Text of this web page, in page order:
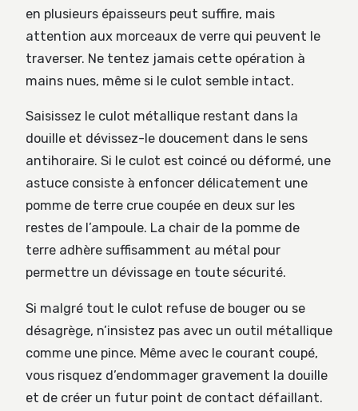
en plusieurs épaisseurs peut suffire, mais
attention aux morceaux de verre qui peuvent le
traverser. Ne tentez jamais cette opération à
mains nues, même si le culot semble intact.
Saisissez le culot métallique restant dans la
douille et dévissez-le doucement dans le sens
antihoraire. Si le culot est coincé ou déformé, une
astuce consiste à enfoncer délicatement une
pomme de terre crue coupée en deux sur les
restes de l’ampoule. La chair de la pomme de
terre adhère suffisamment au métal pour
permettre un dévissage en toute sécurité.
Si malgré tout le culot refuse de bouger ou se
désagrège, n’insistez pas avec un outil métallique
comme une pince. Même avec le courant coupé,
vous risquez d’endommager gravement la douille
et de créer un futur point de contact défaillant.